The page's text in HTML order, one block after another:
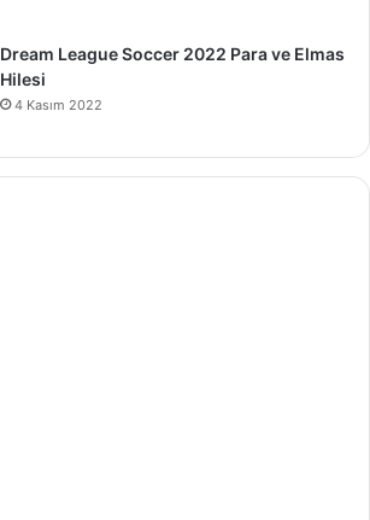
Dream League Soccer 2022 Para ve Elmas
Hilesi
4 Kasım 2022